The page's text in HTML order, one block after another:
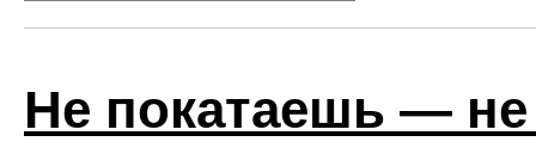
Не покатаешь —